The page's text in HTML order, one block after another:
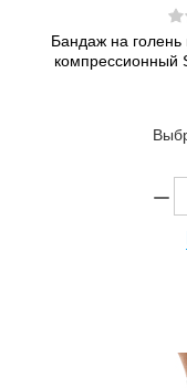
Бандаж на
компрессионный